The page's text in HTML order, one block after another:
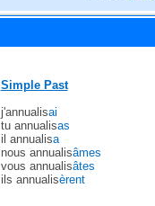
Simple Past
j'annualisai
tu annualisas
il annualisa
nous annualisâmes
vous annualisâtes
ils annualisèrent